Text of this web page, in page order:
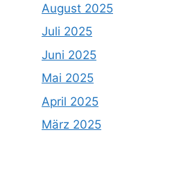
August 2025
Juli 2025
Juni 2025
Mai 2025
April 2025
März 2025